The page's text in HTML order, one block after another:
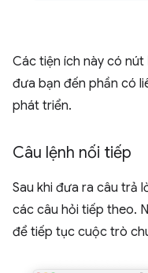
Các tiện ích này có nút
đưa bạn đến phần có
phát triển.
Câu lệnh nối tiếp
Sau khi đưa ra câu trả
các câu hỏi tiếp theo.
để tiếp tục cuộc trò